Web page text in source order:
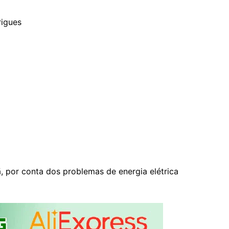
por conta dos problemas de energia elétrica